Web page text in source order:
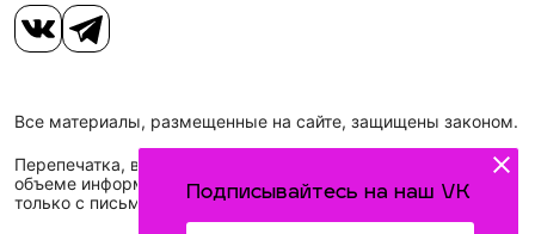
Подписывайтесь на наш VK
Все материалы, размещенные на сайте, защищены законом.
Перепечатка, воспроизведение и распространение в любом
объеме информации, размещенной на сайте, возможна
только с письменного согласия редакций СМИ.